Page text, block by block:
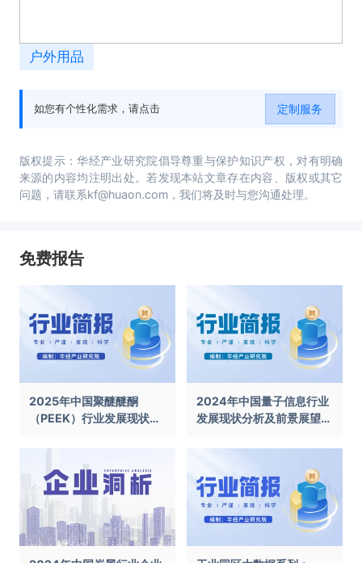
户外用品
如您有个性化需求，请点击 定制服务
版权提示：华经产业研究院倡导尊重与保护知识产权，对有明确
来源的内容均注明出处。若发现本站文章存在内容、版权或其它
问题，请联系kf@huaon.com，我们将及时与您沟通处理。
免费报告
2025年中国聚醚醚酮
（PEEK）行业发展现状及
2024年中国量子信息行业
发展现状分析及前景展望报